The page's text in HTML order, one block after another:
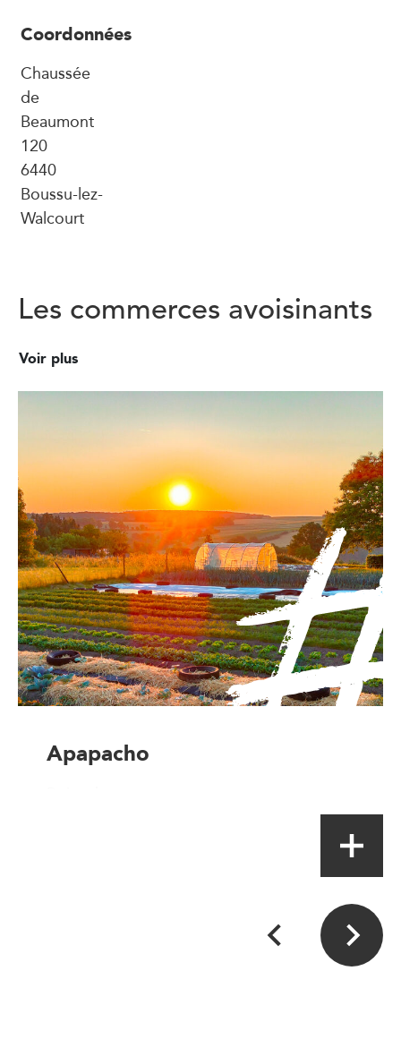
Coordonnées
Chaussée
de
Beaumont
120
6440
Boussu-lez-
Walcourt
Les commerces avoisinants
Voir plus
Apapacho